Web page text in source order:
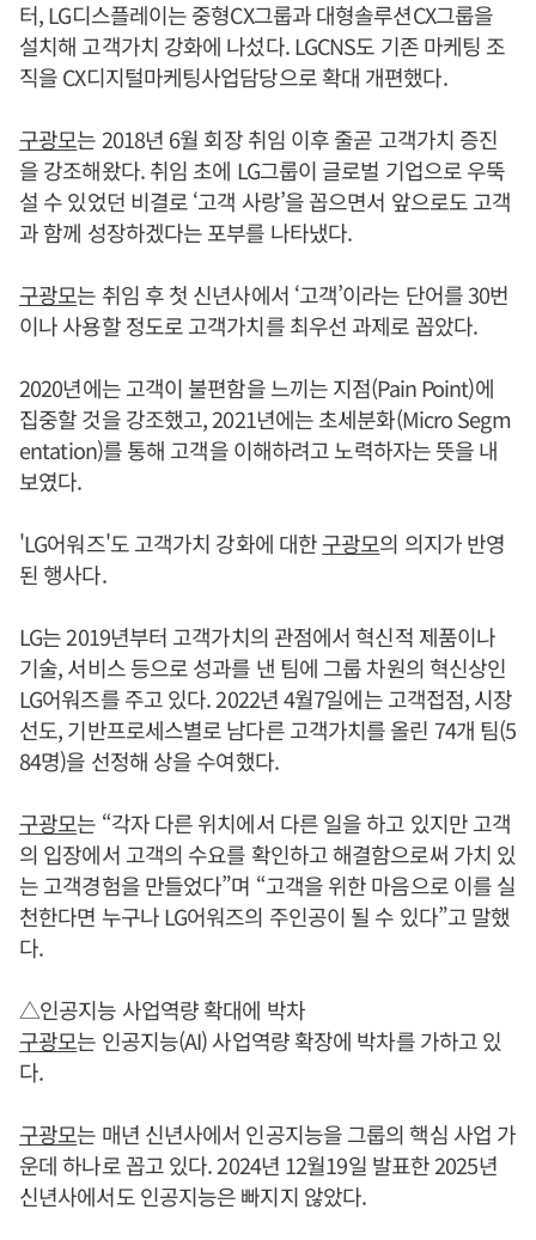
터, LG디스플레이는 중형CX그룹과 대형솔루션CX그룹을
설치해 고객가치 강화에 나섰다. LGCNS도 기존 마케팅 조
직을 CX디지털마케팅사업담당으로 확대 개편했다.
구광모는 2018년 6월 회장 취임 이후 줄곧 고객가치 증진
을 강조해왔다. 취임 초에 LG그룹이 글로벌 기업으로 우뚝
설 수 있었던 비결로 ‘고객 사랑’을 꼽으면서 앞으로도 고객
과 함께 성장하겠다는 포부를 나타냈다.
구광모는 취임 후 첫 신년사에서 ‘고객’이라는 단어를 30번
이나 사용할 정도로 고객가치를 최우선 과제로 꼽았다.
2020년에는 고객이 불편함을 느끼는 지점(Pain Point)에
집중할 것을 강조했고, 2021년에는 초세분화(Micro Segm
entation)를 통해 고객을 이해하려고 노력하자는 뜻을 내
보였다.
'LG어워즈'도 고객가치 강화에 대한구광모의 의지가 반영
된 행사다.
LG는 2019년부터 고객가치의 관점에서 혁신적 제품이나
기술, 서비스 등으로 성과를 낸 팀에 그룹 차원의 혁신상인
LG어워즈를 주고 있다. 2022년 4월7일에는 고객접점, 시장
선도, 기반프로세스별로 남다른 고객가치를 올린 74개 팀(5
84명)을 선정해 상을 수여했다.
구광모는 “각자 다른 위치에서 다른 일을 하고 있지만 고객
의 입장에서 고객의 수요를 확인하고 해결함으로써 가치 있
는 고객경험을 만들었다”며 “고객을 위한 마음으로 이를 실
천한다면 누구나 LG어워즈의 주인공이 될 수 있다”고 말했
다.
△인공지능 사업역량 확대에 박차
구광모는 인공지능(AI) 사업역량 확장에 박차를 가하고 있
다.
구광모는 매년 신년사에서 인공지능을 그룹의 핵심 사업 가
운데 하나로 꼽고 있다. 2024년 12월19일 발표한 2025년
신년사에서도 인공지능은 빠지지 않았다.